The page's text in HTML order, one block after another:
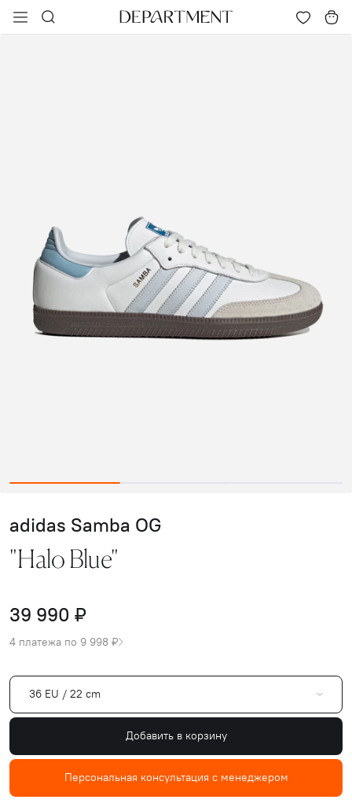
adidas Samba OG
"Halo Blue"
39 990 ₽
4 платежа по 9 998 ₽
36 EU / 22 cm
Добавить в корзину
Персональная консультация с менеджером